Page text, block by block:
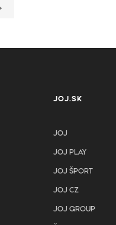
JOJ.SK
JOJ
JOJ PLAY
JOJ ŠPORT
JOJ CZ
JOJ GROUP